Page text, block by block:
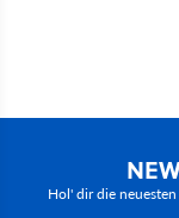
Hol' dir die